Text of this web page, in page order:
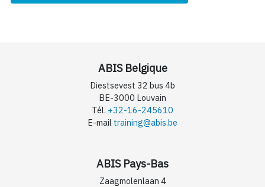
ABIS Belgique
Diestsevest 32 bus 4b
BE-3000 Louvain
Tél. +32-16-245610
E-mail training@abis.be
ABIS Pays-Bas
Zaagmolenlaan 4